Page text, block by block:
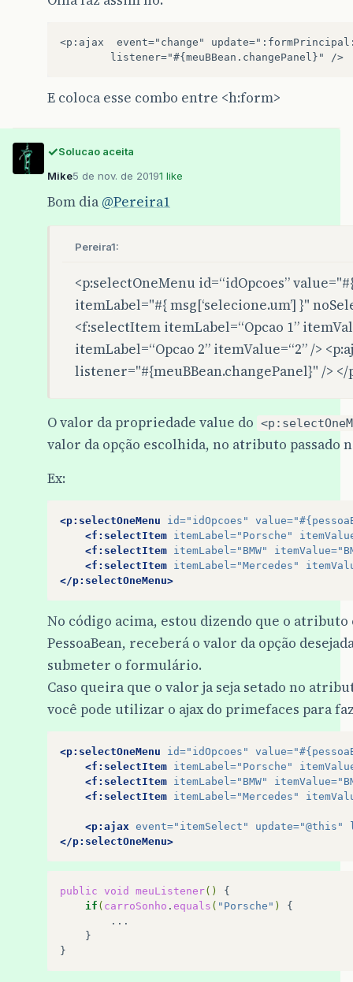
<p:ajax  event="change"
E coloca esse combo entre <h:form>
Solucao aceita
Mike5 de nov. de 20191 like
Bom dia @Pereira1
Pereira1:
<p:selectOneMenu id=“idOpcoes”
itemLabel="#{ msg[‘selecione.um’] }"
<f:selectItem itemLabel=“Opcao 1”
itemLabel=“Opcao 2” itemValue=“2” />
listener="#{meuBBean.changePanel}" />
O valor da propriedade value do
valor da opção escolhida, no atributo passado
Ex:
<p:selectOneMenu id="idOpcoes" value=
<f:selectItem itemLabel="Porsche"
<f:selectItem itemLabel="BMW" itemValue=
<f:selectItem itemLabel="Mercedes"
</p:selectOneMenu>
No código acima, estou dizendo que o
PessoaBean, receberá o valor da opção
submeter o formulário.
Caso queira que o valor ja seja setado no
você pode utilizar o ajax do primefaces para
<p:selectOneMenu id="idOpcoes" value=
<f:selectItem itemLabel="Porsche"
<f:selectItem itemLabel="BMW" itemValue=
<f:selectItem itemLabel="Mercedes"
<p:ajax event="itemSelect" update="@this"
</p:selectOneMenu>
public void meuListener()
if ( carroSonho . equals ( "Porsche" )
}